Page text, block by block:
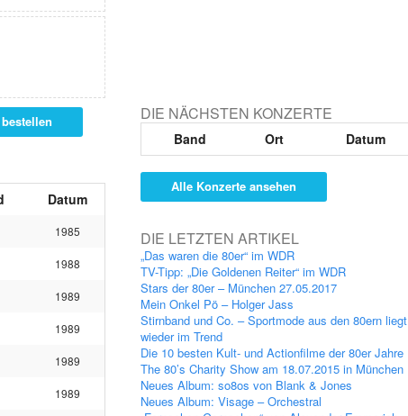
Datum
1985
1988
1989
1989
1989
1989
DIE NÄCHSTEN KONZERTE
Band Ort Datum
Alle Konzerte ansehen
DIE LETZTEN ARTIKEL
„Das waren die 80er“ im WDR
TV-Tipp: „Die Goldenen Reiter“ im WDR
Stars der 80er – München 27.05.2017
Mein Onkel Pö – Holger Jass
Stirnband und Co. – Sportmode aus den 80ern liegt
wieder im Trend
Die 10 besten Kult- und Actionfilme der 80er Jahre
The 80’s Charity Show am 18.07.2015 in München
Neues Album: so8os von Blank & Jones
Neues Album: Visage – Orchestral